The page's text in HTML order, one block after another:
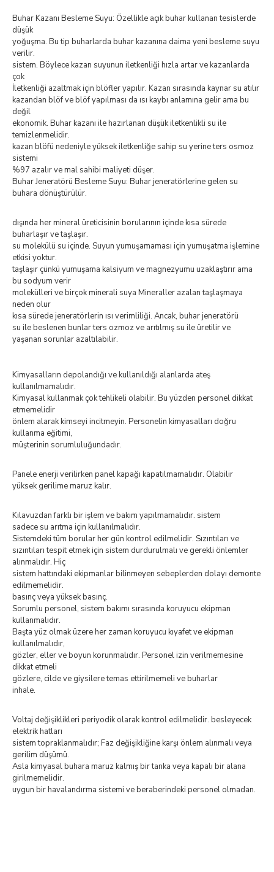
Buhar Kazanı Besleme Suyu: Özellikle açık buhar kullanan tesislerde
düşük
yoğuşma. Bu tip buharlarda buhar kazanına daima yeni besleme suyu
verilir.
sistem. Böylece kazan suyunun iletkenliği hızla artar ve kazanlarda
çok
İletkenliği azaltmak için blöfler yapılır. Kazan sırasında kaynar su atılır
kazandan blöf ve blöf yapılması da ısı kaybı anlamına gelir ama bu
değil
ekonomik. Buhar kazanı ile hazırlanan düşük iletkenlikli su ile
temizlenmelidir.
kazan blöfü nedeniyle yüksek iletkenliğe sahip su yerine ters osmoz
sistemi
%97 azalır ve mal sahibi maliyeti düşer.
Buhar Jeneratörü Besleme Suyu: Buhar jeneratörlerine gelen su
buhara dönüştürülür.
dışında her mineral üreticisinin borularının içinde kısa sürede
buharlaşır ve taşlaşır.
su molekülü su içinde. Suyun yumuşamaması için yumuşatma işlemine
etkisi yoktur.
taşlaşır çünkü yumuşama kalsiyum ve magnezyumu uzaklaştırır ama
bu sodyum verir
molekülleri ve birçok minerali suya Mineraller azalan taşlaşmaya
neden olur
kısa sürede jeneratörlerin ısı verimliliği. Ancak, buhar jeneratörü
su ile beslenen bunlar ters ozmoz ve arıtılmış su ile üretilir ve
yaşanan sorunlar azaltılabilir.
Kimyasalların depolandığı ve kullanıldığı alanlarda ateş
kullanılmamalıdır.
Kimyasal kullanmak çok tehlikeli olabilir. Bu yüzden personel dikkat
etmemelidir
önlem alarak kimseyi incitmeyin. Personelin kimyasalları doğru
kullanma eğitimi,
müşterinin sorumluluğundadır.
Panele enerji verilirken panel kapağı kapatılmamalıdır. Olabilir
yüksek gerilime maruz kalır.
Kılavuzdan farklı bir işlem ve bakım yapılmamalıdır. sistem
sadece su arıtma için kullanılmalıdır.
Sistemdeki tüm borular her gün kontrol edilmelidir. Sızıntıları ve
sızıntıları tespit etmek için sistem durdurulmalı ve gerekli önlemler
alınmalıdır. Hiç
sistem hattındaki ekipmanlar bilinmeyen sebeplerden dolayı demonte
edilmemelidir.
basınç veya yüksek basınç.
Sorumlu personel, sistem bakımı sırasında koruyucu ekipman
kullanmalıdır.
Başta yüz olmak üzere her zaman koruyucu kıyafet ve ekipman
kullanılmalıdır,
gözler, eller ve boyun korunmalıdır. Personel izin verilmemesine
dikkat etmeli
gözlere, cilde ve giysilere temas ettirilmemeli ve buharlar
inhale.
Voltaj değişiklikleri periyodik olarak kontrol edilmelidir. besleyecek
elektrik hatları
sistem topraklanmalıdır; Faz değişikliğine karşı önlem alınmalı veya
gerilim düşümü.
Asla kimyasal buhara maruz kalmış bir tanka veya kapalı bir alana
girilmemelidir.
uygun bir havalandırma sistemi ve beraberindeki personel olmadan.